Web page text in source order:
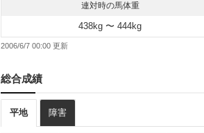
連対時の馬体重
438kg 〜 444kg
2006/6/7 00:00
総合成績
平地 障害